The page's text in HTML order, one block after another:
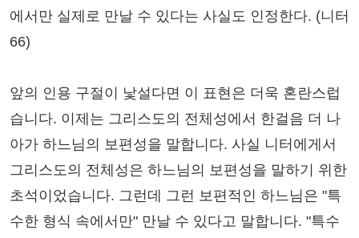
에서만 실제로 만날 수 있다는 사실도 인정한다. (니터
66)
앞의 인용 구절이 낯설다면 이 표현은 더욱 혼란스럽
습니다. 이제는 그리스도의 전체성에서 한걸음 더 나
아가 하느님의 보편성을 말합니다. 사실 니터에게서
그리스도의 전체성은 하느님의 보편성을 말하기 위한
초석이었습니다. 그런데 그런 보편적인 하느님은 "특
수한 형식 속에서만" 만날 수 있다고 말합니다. "특수